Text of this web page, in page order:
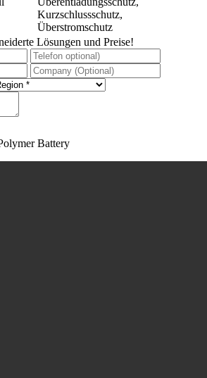
Kurzschlussschutz,
Überstromschutz
Lösungen und Preise!
Battery